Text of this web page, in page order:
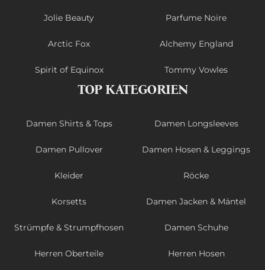
Jolie Beauty Parfume Noire
Arctic Fox Alchemy England
Spirit of Equinox Tommy Vowles
TOP KATEGORIEN
Damen Shirts & Tops Damen Longsleeves
Damen Pullover Damen Hosen & Leggings
Kleider Röcke
Korsetts Damen Jacken & Mäntel
Strümpfe & Strumpfhosen Damen Schuhe
Herren Oberteile Herren Hosen